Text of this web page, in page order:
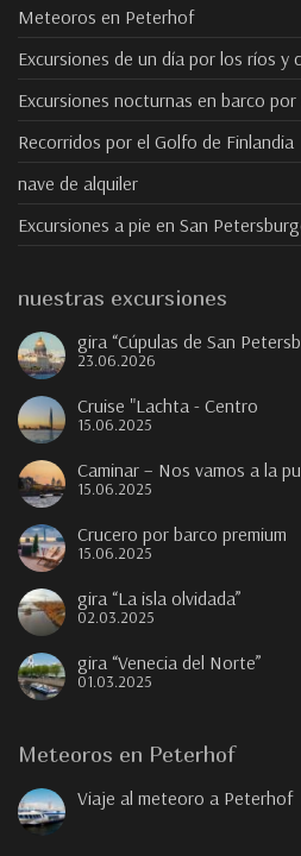
Meteoros en Peterhof
Excursiones de un día por los ríos y
Excursiones nocturnas en barco por
Recorridos por el Golfo de Finlandia
nave de alquiler
Excursiones a pie en San
nuestras excursiones
gira “Cúpulas de San
23.06.2026
Cruise "Lachta - Centro
15.06.2025
Caminar – Nos vamos a la
15.06.2025
Crucero por barco premium
15.06.2025
gira “La isla olvidada”
02.03.2025
gira “Venecia del Norte”
01.03.2025
Meteoros en Peterhof
Viaje al meteoro a Peterhof